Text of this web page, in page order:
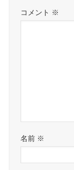
コメント ※
名前 ※